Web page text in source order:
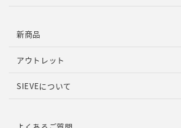
新商品
アウトレット
SIEVEについて